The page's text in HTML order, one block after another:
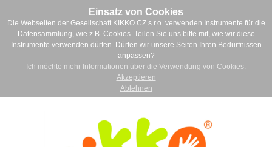
Einsatz von Cookies
Die Webseiten der Gesellschaft KIKKO CZ s.r.o. verwenden Instrumente für die
Datensammlung, wie z.B. Cookies. Teilen Sie uns bitte mit, wie wir diese
Instrumente verwenden dürfen. Dürfen wir unsere Seiten Ihren Bedürfnissen
anpassen?
Ich möchte mehr Informationen über die Verwendung von Cookies.
Akzeptieren
Ablehnen